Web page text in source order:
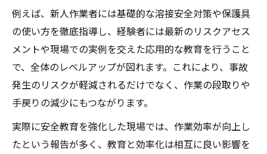
例えば、新人作業者には基礎的な溶接安全対策や保護具
の使い方を徹底指導し、経験者には最新のリスクアセス
メントや現場での実例を交えた応用的な教育を行うこと
で、全体のレベルアップが図れます。これにより、事故
発生のリスクが軽減されるだけでなく、作業の段取りや
手戻りの減少にもつながります。
実際に安全教育を強化した現場では、作業効率が向上し
たという報告が多く、教育と効率化は相互に良い影響を